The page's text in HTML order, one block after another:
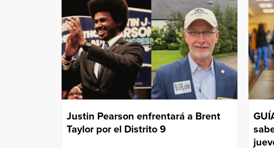
Justin Pearson enfrentará a Brent
Taylor por el Distrito 9